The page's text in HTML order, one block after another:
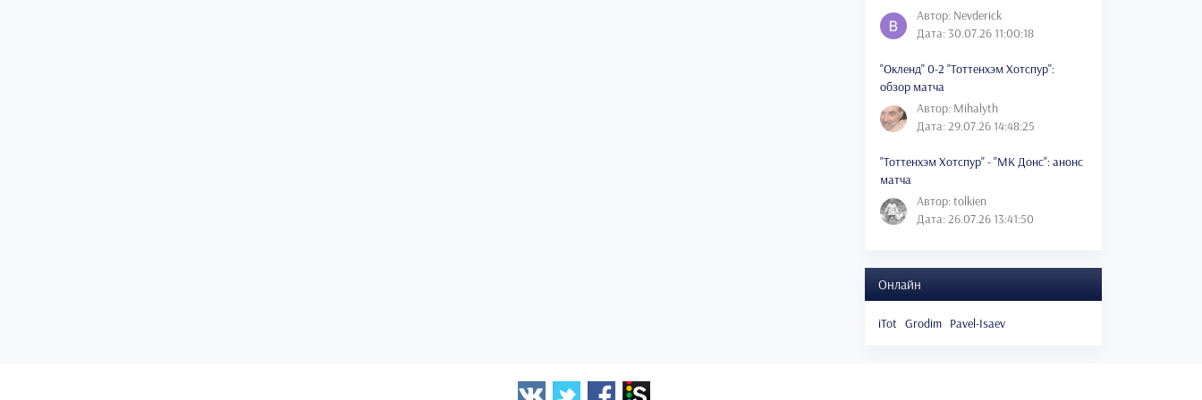
Автор: Nevderick
Дата: 30.07.26 11:00:18
"Окленд" 0-2 "Тоттенхэм Хотспур":
обзор матча
Автор: Mihalyth
Дата: 29.07.26 14:48:25
"Тоттенхэм Хотспур" - "МК Донс": анонс
матча
Автор: tolkien
Дата: 26.07.26 13:41:50
Онлайн
iTot Grodim Pavel-Isaev